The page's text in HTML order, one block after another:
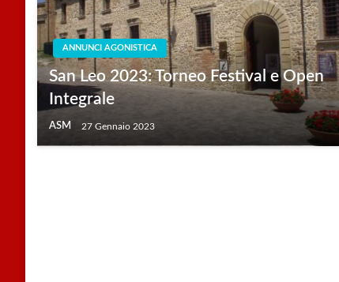
ANNUNCI AGONISTICA
San Leo 2023: Torneo Festival e Open
Integrale
ASM 27 Gennaio 2023